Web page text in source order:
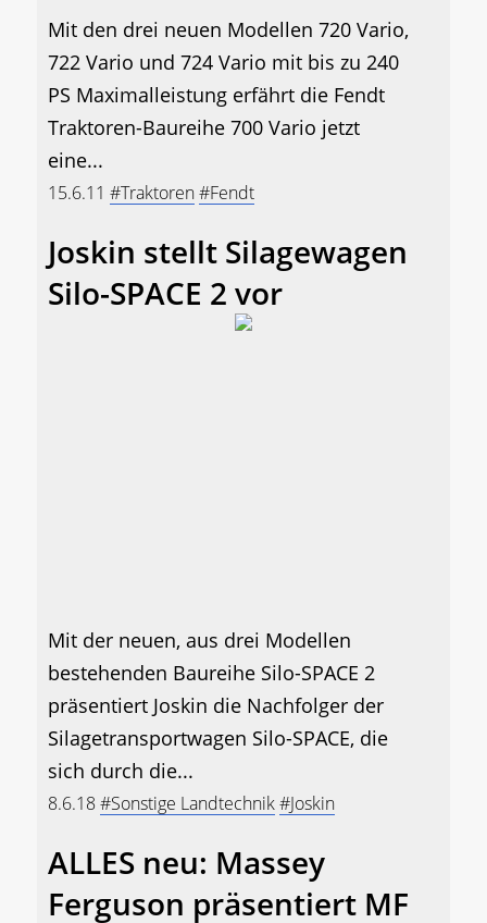
Mit den drei neuen Modellen 720 Vario,
722 Vario und 724 Vario mit bis zu 240
PS Maximalleistung erfährt die Fendt
Traktoren-Baureihe 700 Vario jetzt
eine...
15.6.11 #Traktoren#Fendt
Joskin stellt Silagewagen
Silo-SPACE 2 vor
Mit der neuen, aus drei Modellen
bestehenden Baureihe Silo-SPACE 2
präsentiert Joskin die Nachfolger der
Silagetransportwagen Silo-SPACE, die
sich durch die...
8.6.18#Sonstige Landtechnik#Joskin
ALLES neu: Massey
Ferguson präsentiert MF